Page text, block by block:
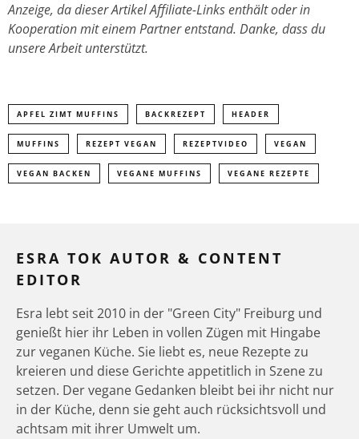
Anzeige, da dieser Artikel Affiliate-Links enthält oder in
Kooperation mit einem Partner entstand. Danke, dass du
unsere Arbeit unterstützt.
APFEL ZIMT MUFFINS BACKREZEPT HEADER
MUFFINS REZEPT VEGAN REZEPTVIDEO VEGAN
VEGAN BACKEN VEGANE MUFFINS VEGANE REZEPTE
ESRA TOK AUTOR & CONTENT
EDITOR
Esra lebt seit 2010 in der "Green City" Freiburg und
genießt hier ihr Leben in vollen Zügen mit Hingabe
zur veganen Küche. Sie liebt es, neue Rezepte zu
kreieren und diese Gerichte appetitlich in Szene zu
setzen. Der vegane Gedanken bleibt bei ihr nicht nur
in der Küche, denn sie geht auch rücksichtsvoll und
achtsam mit ihrer Umwelt um.